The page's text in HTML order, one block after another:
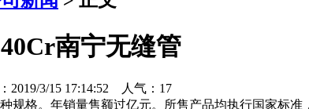
南宁无缝管
3/15 17:14:52 人气： 17
规格。年销量售额过亿元。所售产品均执行国家标